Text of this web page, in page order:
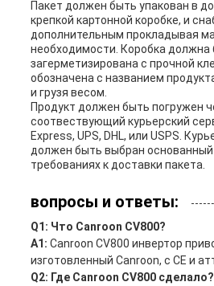
Пакет должен быть упакован в
крепкой картонной коробке, и
дополнительным прокладывая
необходимости. Коробка должна
загерметизирована с прочной
обозначена с названием
и грузя весом.
Продукт должен быть погружен
соотвествующий курьерский
Express, UPS, DHL, или USPS.
должен быть выбран основанный
требованиях к доставки пакета.
вопросы и ответы:
Q1: Что Canroon CV800?
A1: Canroon CV800 инвертор
изготовленный Canroon, с CE и
Q2: Где Canroon CV800 сделало?